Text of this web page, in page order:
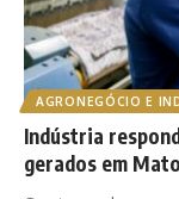
AGRONEGÓCIO E
Indústria
gerados em